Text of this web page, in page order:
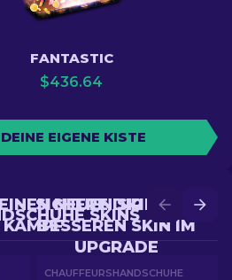
FANTASTIC
$436.64
EIGENE KISTE
SICHERE DIR EINEN
BESSEREN SKIN IM
UPGRADE
NEUEN SKIN IM
KAMPF
SKINS
CHAUFFEURSHANDSCHUHE